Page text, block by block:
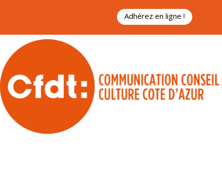
Adhérez en ligne !